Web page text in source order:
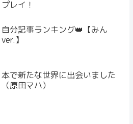
プレイ！
自分記事ランキング👑【みん
ver.】
本で新たな世界に出会いました
（原田マハ）